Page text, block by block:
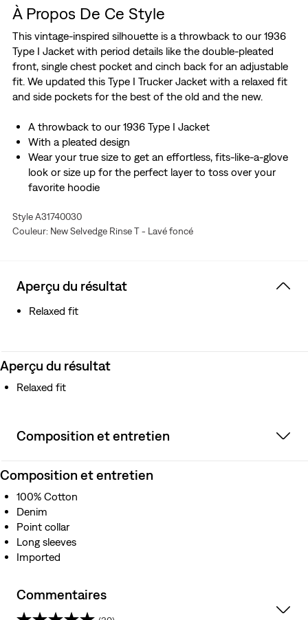
À Propos De Ce Style
This vintage-inspired silhouette is a throwback to our 1936
Type I Jacket with period details like the double-pleated
front, single chest pocket and cinch back for an adjustable
fit. We updated this Type I Trucker Jacket with a relaxed fit
and side pockets for the best of the old and the new.
A throwback to our 1936 Type I Jacket
With a pleated design
Wear your true size to get an effortless, fits-like-a-glove
look or size up for the perfect layer to toss over your
favorite hoodie
Style A31740030
Couleur: New Selvedge Rinse T - Lavé foncé
Aperçu du résultat
Relaxed fit
Aperçu du résultat
Relaxed fit
Composition et entretien
Composition et entretien
100% Cotton
Denim
Point collar
Long sleeves
Imported
Commentaires